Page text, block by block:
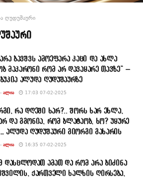
ღუდუშაური
ბავშვს ამოეფარა კაცი და ახლა
მაკარონი რომ არ დავაყარე თავზე” –
ალუდა ღუდუშაურზე
ᲐᲚᲘᲐ 17:03 07-02-2025
რა დღეში ხარ?.. შორს ხარ ეხლა,
და გგონია, რომ ბლატაობ, ხო? უყურე
ალუდა ღუდუშაური გიორგი გახარის
ᲐᲚᲘᲐ 16:35 07-02-2025
დასცლოდათ ამათ და რომ არა ბიძინა
ქართველი ხალხის ღირსება,